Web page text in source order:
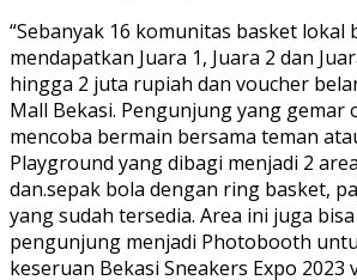
“Sebanyak 16 komunitas basket lokal
mendapatkan Juara 1, Juara 2 dan
hingga 2 juta rupiah dan voucher
Mall Bekasi. Pengunjung yang gemar
mencoba bermain bersama teman
Playground yang dibagi menjadi 2
dan.sepak bola dengan ring basket,
yang sudah tersedia. Area ini juga
pengunjung menjadi Photobooth
keseruan Bekasi Sneakers Expo 2023